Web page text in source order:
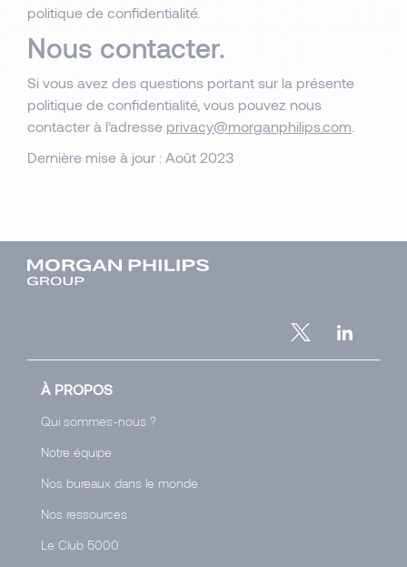
politique de confidentialité.
Nous contacter.
Si vous avez des questions portant sur la présente
politique de confidentialité, vous pouvez nous
contacter à l’adresse privacy@morganphilips.com
Dernière mise à jour : Août 2023
À PROPOS
Qui sommes-nous ?
Notre équipe
Nos bureaux dans le monde
Nos ressources
Le Club 5000